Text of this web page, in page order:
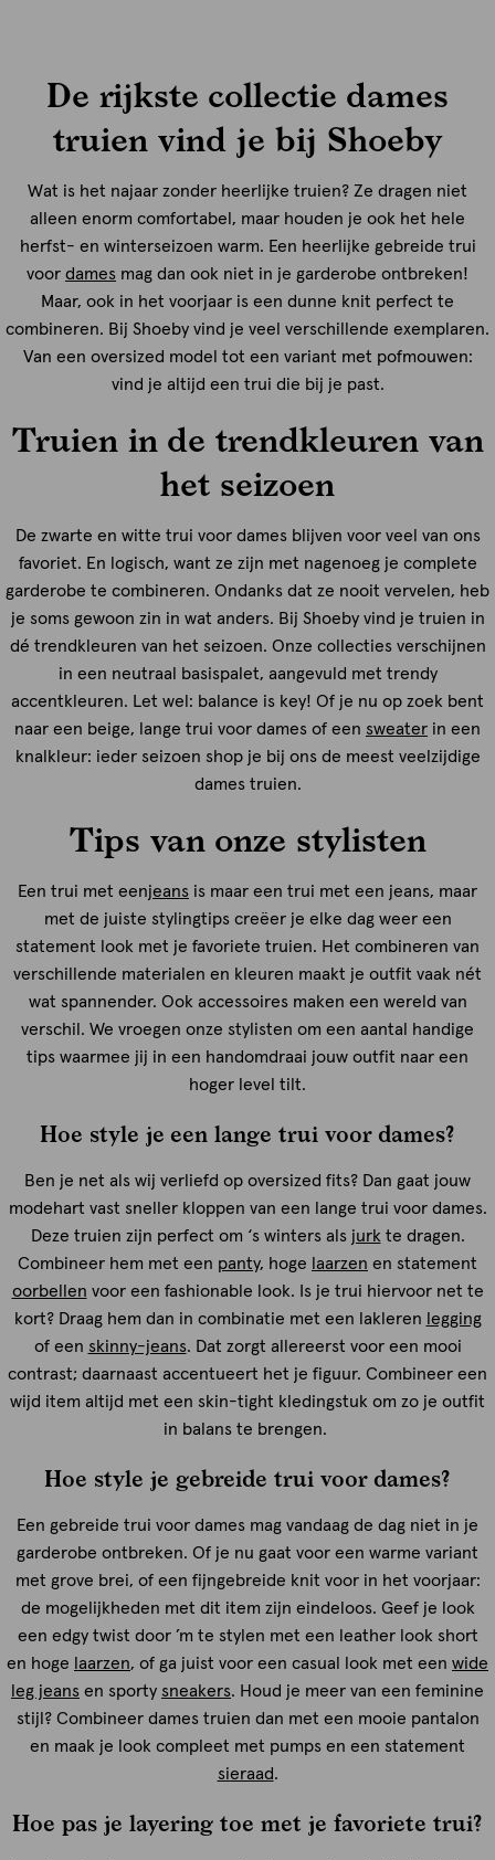
De rijkste collectie dames
truien vind je bij Shoeby
Wat is het najaar zonder heerlijke truien? Ze dragen niet
alleen enorm comfortabel, maar houden je ook het hele
herfst- en winterseizoen warm. Een heerlijke gebreide trui
voor dames mag dan ook niet in je garderobe ontbreken!
Maar, ook in het voorjaar is een dunne knit perfect te
combineren. Bij Shoeby vind je veel verschillende exemplaren.
Van een oversized model tot een variant met pofmouwen:
vind je altijd een trui die bij je past.
Truien in de trendkleuren van
het seizoen
De zwarte en witte trui voor dames blijven voor veel van ons
favoriet. En logisch, want ze zijn met nagenoeg je complete
garderobe te combineren. Ondanks dat ze nooit vervelen, heb
je soms gewoon zin in wat anders. Bij Shoeby vind je truien in
dé trendkleuren van het seizoen. Onze collecties verschijnen
in een neutraal basispalet, aangevuld met trendy
accentkleuren. Let wel: balance is key! Of je nu op zoek bent
naar een beige, lange trui voor dames of een sweater in een
knalkleur: ieder seizoen shop je bij ons de meest veelzijdige
dames truien.
Tips van onze stylisten
Een trui met eenjeans is maar een trui met een jeans, maar
met de juiste stylingtips creëer je elke dag weer een
statement look met je favoriete truien. Het combineren van
verschillende materialen en kleuren maakt je outfit vaak nét
wat spannender. Ook accessoires maken een wereld van
verschil. We vroegen onze stylisten om een aantal handige
tips waarmee jij in een handomdraai jouw outfit naar een
hoger level tilt.
Hoe style je een lange trui voor dames?
Ben je net als wij verliefd op oversized fits? Dan gaat jouw
modehart vast sneller kloppen van een lange trui voor dames.
Deze truien zijn perfect om ‘s winters als jurkte dragen.
Combineer hem met een panty, hoge laarzen en statement
oorbellen voor een fashionable look. Is je trui hiervoor net te
kort? Draag hem dan in combinatie met een lakleren legging
of een skinny-jeans. Dat zorgt allereerst voor een mooi
contrast; daarnaast accentueert het je figuur. Combineer een
wijd item altijd met een skin-tight kledingstuk om zo je outfit
in balans te brengen.
Hoe style je gebreide trui voor dames?
Een gebreide trui voor dames mag vandaag de dag niet in je
garderobe ontbreken. Of je nu gaat voor een warme variant
met grove brei, of een fijngebreide knit voor in het voorjaar:
de mogelijkheden met dit item zijn eindeloos. Geef je look
een edgy twist door ’m te stylen met een leather look short
en hoge laarzen, of ga juist voor een casual look met een wide
leg jeans en sporty sneakers. Houd je meer van een feminine
stijl? Combineer dames truien dan met een mooie pantalon
en maak je look compleet met pumps en een statement
sieraad.
Hoe pas je layering toe met je favoriete trui?